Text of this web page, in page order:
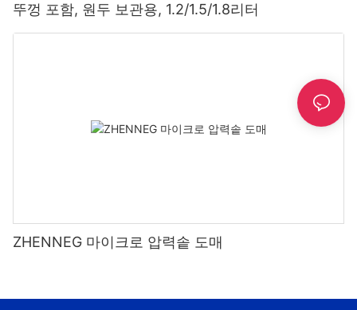
뚜껑 포함, 원두 보관용, 1.2/1.5/1.8리터
ZHENNEG 마이크로 압력솥 도매